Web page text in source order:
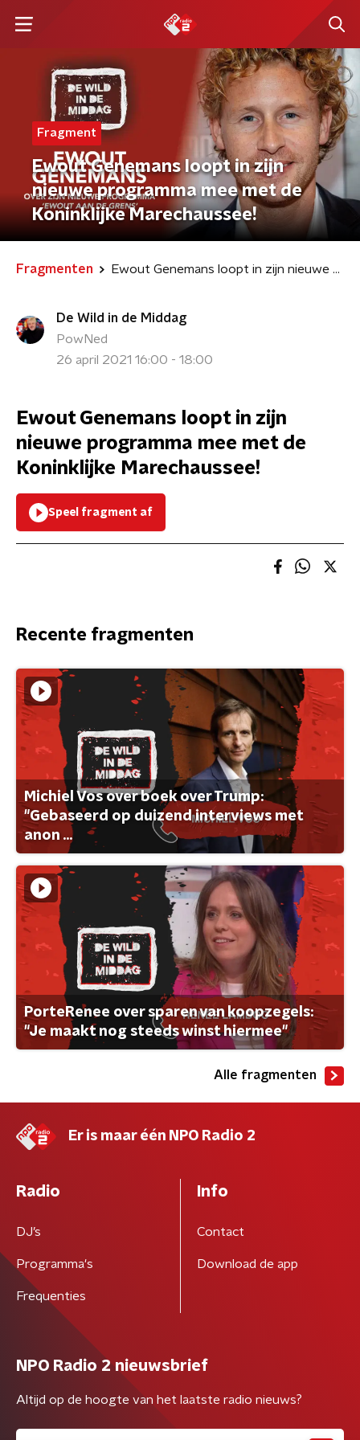
Fragment
Ewout Genemans loopt in zijn
nieuwe programma mee met de
Koninklijke Marechaussee!
Fragmenten Ewout Genemans loopt in zijn nieuwe programma mee met de Koninklijke Marechaussee!
De Wild in de Middag
PowNed
26 april 2021 16:00 - 18:00
Ewout Genemans loopt in zijn
nieuwe programma mee met de
Koninklijke Marechaussee!
Speel fragment af
Recente fragmenten
Michiel Vos over boek over Trump:
"Gebaseerd op duizend interviews met
anon ...
PorteRenee over sparen van koopzegels:
"Je maakt nog steeds winst hiermee"
Alle fragmenten
Er is maar één NPO Radio 2
Radio
DJ’s
Programma's
Frequenties
Info
Contact
Download de app
NPO Radio 2 nieuwsbrief
Altijd op de hoogte van het laatste radio nieuws?